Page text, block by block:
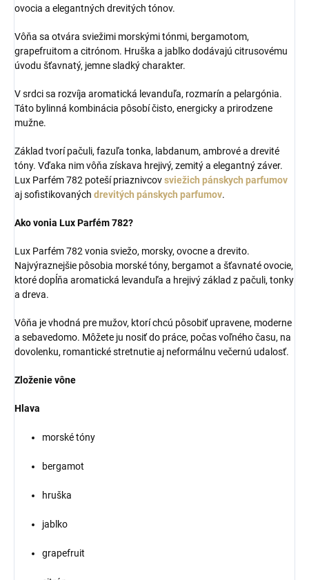
ovocia a elegantných drevitých tónov.
Vôňa sa otvára sviežimi morskými tónmi, bergamotom,
grapefruitom a citrónom. Hruška a jablko dodávajú citrusovému
úvodu šťavnatý, jemne sladký charakter.
V srdci sa rozvíja aromatická levanduľa, rozmarín a pelargónia.
Táto bylinná kombinácia pôsobí čisto, energicky a prirodzene
mužne.
Základ tvorí pačuli, fazuľa tonka, labdanum, ambrové a drevité
tóny. Vďaka nim vôňa získava hrejivý, zemitý a elegantný záver.
Lux Parfém 782 poteší priaznivcovsviežich pánskych parfumov
aj sofistikovaných drevitých pánskych parfumov.
Ako vonia Lux Parfém 782?
Lux Parfém 782 vonia sviežo, morsky, ovocne a drevito.
Najvýraznejšie pôsobia morské tóny, bergamot a šťavnaté ovocie,
ktoré dopĺňa aromatická levanduľa a hrejivý základ z pačuli, tonky
a dreva.
Vôňa je vhodná pre mužov, ktorí chcú pôsobiť upravene, moderne
a sebavedomo. Môžete ju nosiť do práce, počas voľného času, na
dovolenku, romantické stretnutie aj neformálnu večernú udalosť.
Zloženie vône
Hlava
morské tóny
bergamot
hruška
jablko
grapefruit